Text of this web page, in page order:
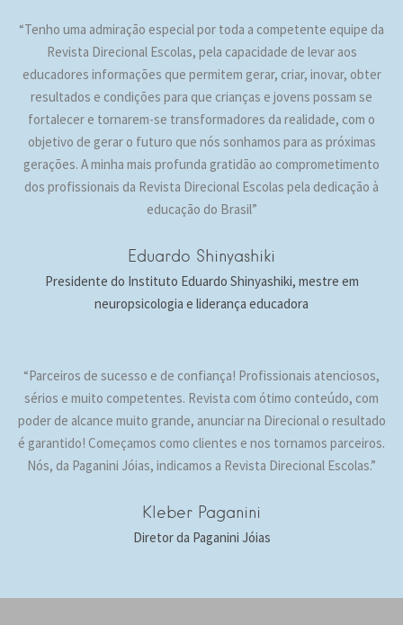
“Tenho uma admiração especial por toda a competente equipe da
Revista Direcional Escolas, pela capacidade de levar aos
educadores informações que permitem gerar, criar, inovar, obter
resultados e condições para que crianças e jovens possam se
fortalecer e tornarem-se transformadores da realidade, com o
objetivo de gerar o futuro que nós sonhamos para as próximas
gerações. A minha mais profunda gratidão ao comprometimento
dos profissionais da Revista Direcional Escolas pela dedicação à
educação do Brasil”
Eduardo Shinyashiki
Presidente do Instituto Eduardo Shinyashiki, mestre em
neuropsicologia e liderança educadora
“Parceiros de sucesso e de confiança! Profissionais atenciosos,
sérios e muito competentes. Revista com ótimo conteúdo, com
poder de alcance muito grande, anunciar na Direcional o resultado
é garantido! Começamos como clientes e nos tornamos parceiros.
Nós, da Paganini Jóias, indicamos a Revista Direcional Escolas.”
Kleber Paganini
Diretor da Paganini Jóias